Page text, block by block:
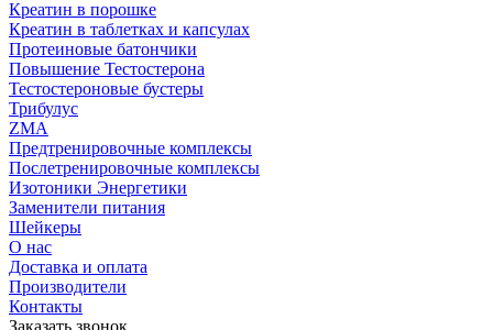
Креатин в порошке
Креатин в таблетках и капсулах
Протеиновые батончики
Повышение Тестостерона
Тестостероновые бустеры
Трибулус
ZMA
Предтренировочные комплексы
Послетренировочные комплексы
Изотоники Энергетики
Заменители питания
Шейкеры
О нас
Доставка и оплата
Производители
Контакты
Заказать звонок